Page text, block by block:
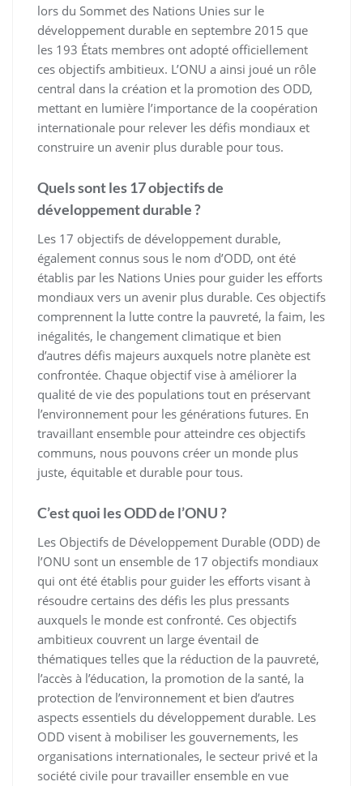
lors du Sommet des Nations Unies sur le
développement durable en septembre 2015 que
les 193 États membres ont adopté officiellement
ces objectifs ambitieux. L’ONU a ainsi joué un rôle
central dans la création et la promotion des ODD,
mettant en lumière l’importance de la coopération
internationale pour relever les défis mondiaux et
construire un avenir plus durable pour tous.
Quels sont les 17 objectifs de
développement durable ?
Les 17 objectifs de développement durable,
également connus sous le nom d’ODD, ont été
établis par les Nations Unies pour guider les efforts
mondiaux vers un avenir plus durable. Ces objectifs
comprennent la lutte contre la pauvreté, la faim, les
inégalités, le changement climatique et bien
d’autres défis majeurs auxquels notre planète est
confrontée. Chaque objectif vise à améliorer la
qualité de vie des populations tout en préservant
l’environnement pour les générations futures. En
travaillant ensemble pour atteindre ces objectifs
communs, nous pouvons créer un monde plus
juste, équitable et durable pour tous.
C’est quoi les ODD de l’ONU ?
Les Objectifs de Développement Durable (ODD) de
l’ONU sont un ensemble de 17 objectifs mondiaux
qui ont été établis pour guider les efforts visant à
résoudre certains des défis les plus pressants
auxquels le monde est confronté. Ces objectifs
ambitieux couvrent un large éventail de
thématiques telles que la réduction de la pauvreté,
l’accès à l’éducation, la promotion de la santé, la
protection de l’environnement et bien d’autres
aspects essentiels du développement durable. Les
ODD visent à mobiliser les gouvernements, les
organisations internationales, le secteur privé et la
société civile pour travailler ensemble en vue